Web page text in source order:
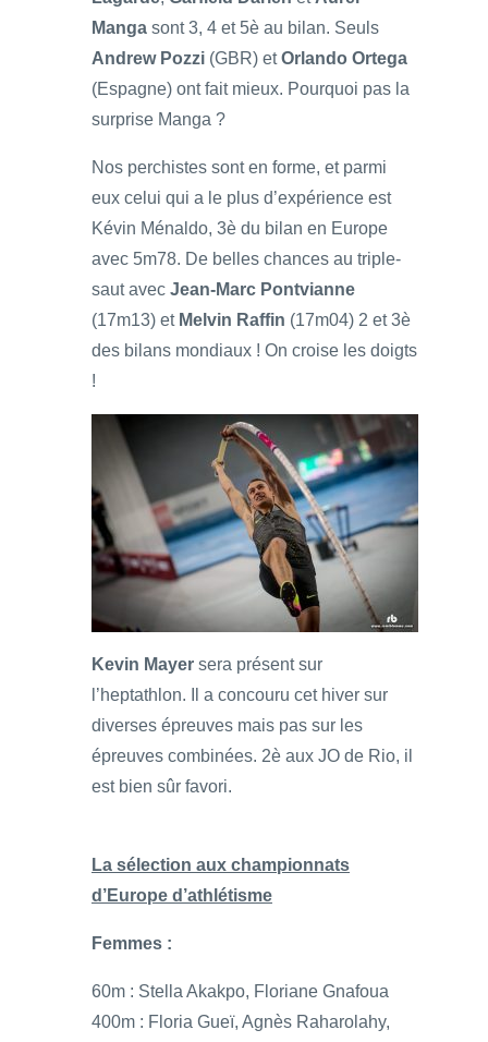
Manga sont 3, 4 et 5è au bilan. Seuls
Andrew Pozzi (GBR) etOrlando Ortega
(Espagne) ont fait mieux. Pourquoi pas la
surprise Manga ?
Nos perchistes sont en forme, et parmi
eux celui qui a le plus d’expérience est
Kévin Ménaldo, 3è du bilan en Europe
avec 5m78. De belles chances au triple-
saut avec Jean-Marc Pontvianne
(17m13) et Melvin Raffin (17m04) 2 et 3è
des bilans mondiaux ! On croise les doigts
!
Kevin Mayer sera présent sur
l’heptathlon. Il a concouru cet hiver sur
diverses épreuves mais pas sur les
épreuves combinées. 2è aux JO de Rio, il
est bien sûr favori.
La sélection aux championnats
d’Europe d’athlétisme
Femmes :
60m : Stella Akakpo, Floriane Gnafoua
400m : Floria Gueï, Agnès Raharolahy,